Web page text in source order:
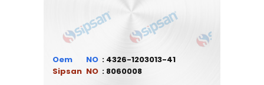
Oem
4326-1203013-41
Sipsan
8060008